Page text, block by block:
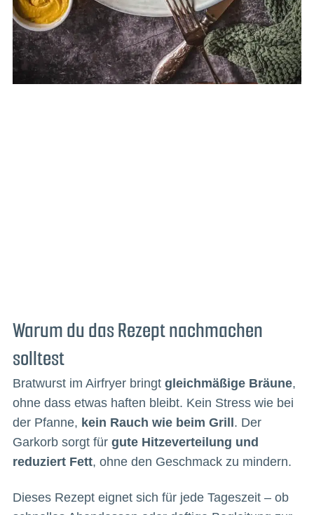
Warum du das Rezept nachmachen
solltest
Bratwurst im Airfryer bringt gleichmäßige Bräune,
ohne dass etwas haften bleibt. Kein Stress wie bei
der Pfanne, kein Rauch wie beim Grill . Der
Garkorb sorgt für gute Hitzeverteilung und
reduziert Fett, ohne den Geschmack zu mindern.
Dieses Rezept eignet sich für jede Tageszeit – ob